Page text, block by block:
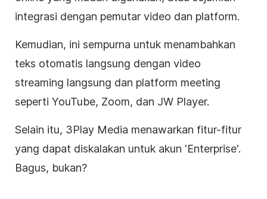
integrasi dengan pemutar video dan platform.
Kemudian, ini sempurna untuk menambahkan
teks otomatis langsung dengan video
streaming langsung dan platform meeting
seperti YouTube, Zoom, dan JW Player.
Selain itu, 3Play Media menawarkan fitur-fitur
yang dapat diskalakan untuk akun 'Enterprise'.
Bagus, bukan?